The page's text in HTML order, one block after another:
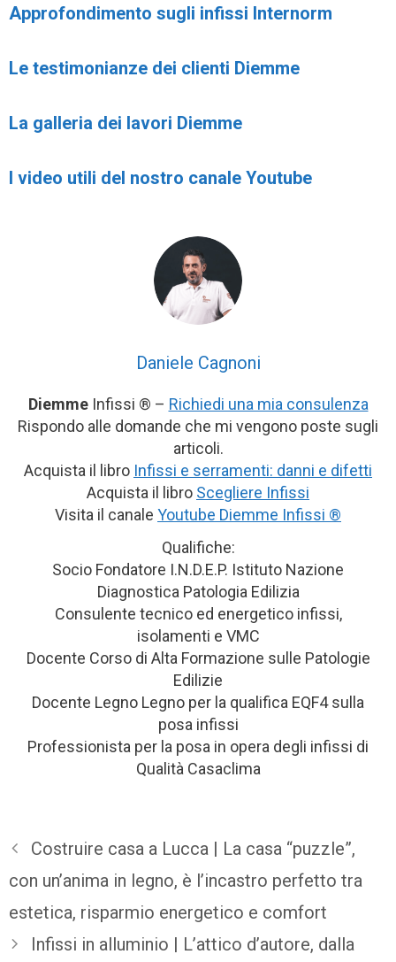
Approfondimento sugli infissi Internorm
Le testimonianze dei clienti Diemme
La galleria dei lavori Diemme
I video utili del nostro canale Youtube
Daniele Cagnoni
Diemme Infissi ® – Richiedi una mia consulenza
Rispondo alle domande che mi vengono poste sugli
articoli.
Acquista il libro Infissi e serramenti: danni e difetti
Acquista il libro Scegliere Infissi
Visita il canale Youtube Diemme Infissi ®
Qualifiche:
Socio Fondatore I.N.D.E.P. Istituto Nazione
Diagnostica Patologia Edilizia
Consulente tecnico ed energetico infissi,
isolamenti e VMC
Docente Corso di Alta Formazione sulle Patologie
Edilizie
Docente Legno Legno per la qualifica EQF4 sulla
posa infissi
Professionista per la posa in opera degli infissi di
Qualità Casaclima
Costruire casa a Lucca | La casa “puzzle”,
con un’anima in legno, è l’incastro perfetto tra
estetica, risparmio energetico e comfort
Infissi in alluminio | L’attico d’autore, dalla